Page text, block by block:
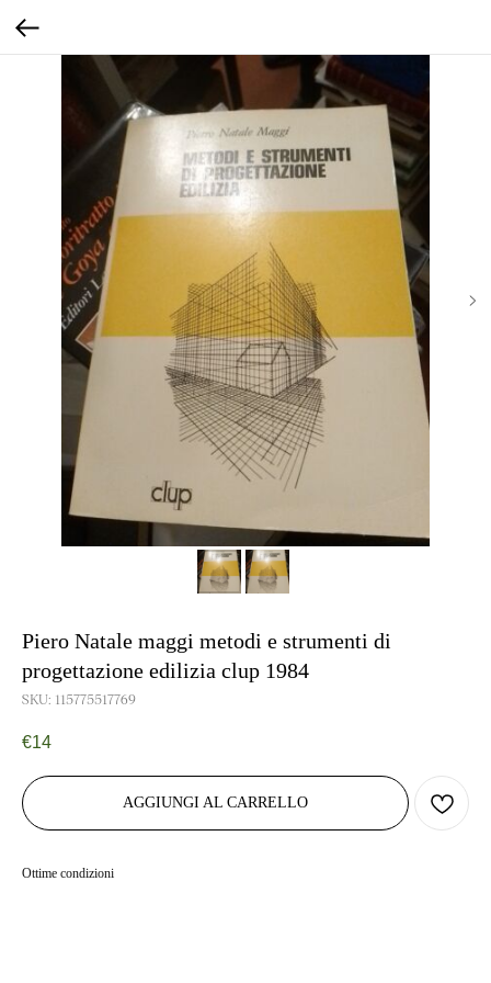
Piero Natale maggi metodi e strumenti di
progettazione edilizia clup 1984
SKU: 115775517769
€14
AGGIUNGI AL CARRELLO
Ottime condizioni